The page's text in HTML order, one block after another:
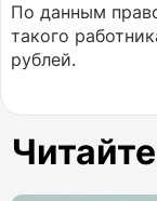
По данным
такого
рублей.